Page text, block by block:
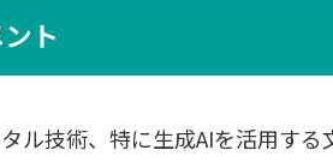
ト
ル技術、特に生成AIを活用する